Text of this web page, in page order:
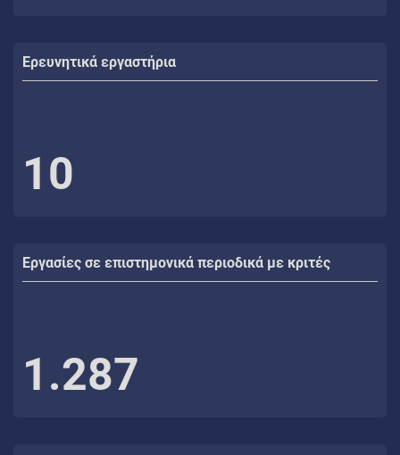
Ερευνητικά εργαστήρια
10
Εργασίες σε επιστημονικά περιοδικά με κριτές
1.287